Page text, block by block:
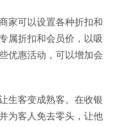
家可以设置各种折扣和
属折扣和会员价，以吸
优惠活动，可以增加会
生客变成熟客。在收银
为客人免去零头，让他